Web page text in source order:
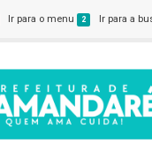
Ir para o menu 2 Ir para a